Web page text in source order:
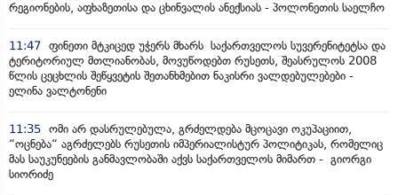
რეგიონების, აფხაზეთისა და ცხინვალის ანექსიას - პოლონეთის საელჩო
11:47 ფინეთი მტკიცედ უჭერს მხარს საქართველოს სუვერენიტეტსა და
ტერიტორიულ მთლიანობას, მოვუწოდებთ რუსეთს, შეასრულოს 2008
წლის ცეცხლის შეწყვეტის შეთანხმებით ნაკისრი ვალდებულებები -
ელინა ვალტონენი
11:35 ომი არ დასრულებულა, გრძელდება მცოცავი ოკუპაციით,
“ოცნება“ აგრძელებს რუსეთის იმპერიალისტურ პოლიტიკას, რომელიც
მას საუკუნეების განმავლობაში აქვს საქართველოს მიმართ - გიორგი
სიორიძე